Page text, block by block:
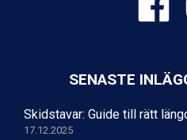
Cervinia från 8.245 kr.
Sölden från 12.995 kr.
Saalbach från 9.445 kr.
Sestriere från 6.945 kr.
Ischgl från 11.295 kr.
SENASTE
Skidstavar: Guide till rätt
17.12.2025